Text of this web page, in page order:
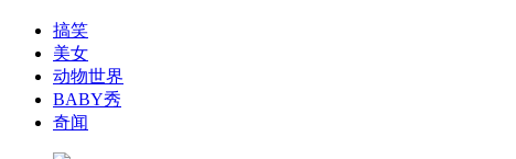
无痛分娩是否安全 医生回应
搞笑
美女
动物世界
BABY秀
奇闻